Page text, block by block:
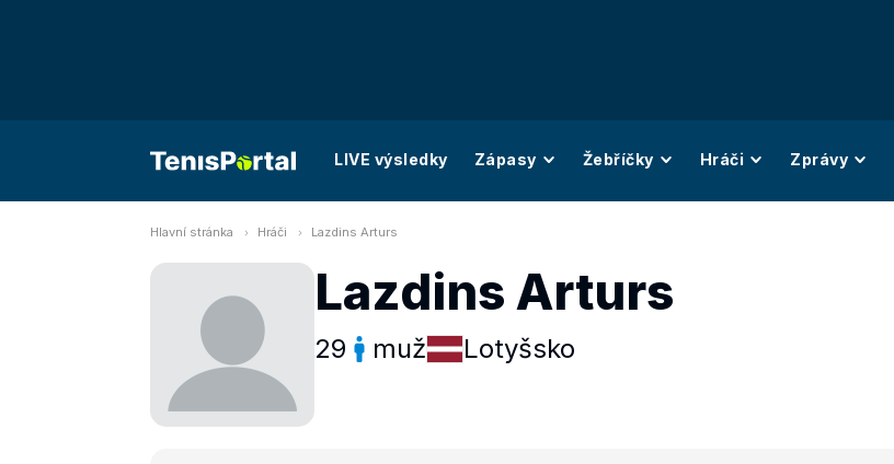
LIVE výsledky Zápasy Žebříčky Hráči Zprávy
Hlavní stránka Hráči Lazdins Arturs
Lazdins Arturs
29 muž Lotyšsko